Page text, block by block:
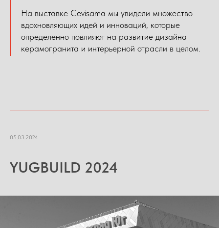
На выставке Cevisama мы увидели множество
вдохновляющих идей и инноваций, которые
определенно повлияют на развитие дизайна
керамогранита и интерьерной отрасли в целом.
05.03.2024
YUGBUILD 2024